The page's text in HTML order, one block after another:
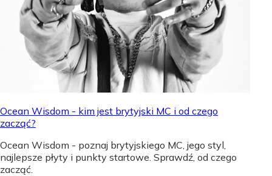
Ocean Wisdom - kim jest brytyjski MC i od czego
zacząć?
Ocean Wisdom - poznaj brytyjskiego MC, jego styl,
najlepsze płyty i punkty startowe. Sprawdź, od czego
zacząć.